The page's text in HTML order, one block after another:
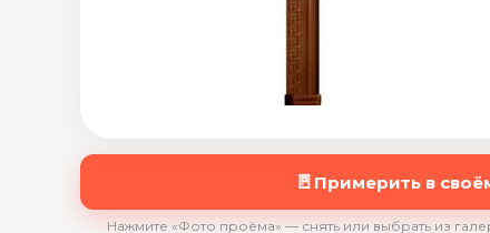
🚪 Примерить в
Нажмите «Фото проёма» — снять или выбрать из